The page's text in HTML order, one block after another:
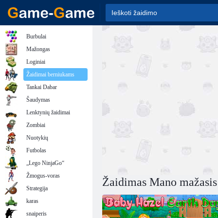
Žaidimas Mano
Burbulai
Mažongas
Loginiai
Žaidimai berniukams
Tankai Dabar
Šaudymas
Lenktynių žaidimai
Zombiai
Nuotykių
Futbolas
„Lego NinjaGo“
Žmogus-voras
Strategija
karas
snaiperis